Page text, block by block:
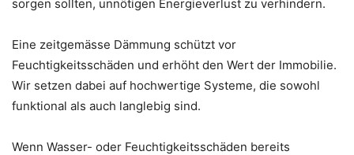
sorgen sollten, unnötigen Energieverlust zu verhindern.
Eine zeitgemässe Dämmung schützt vor
Feuchtigkeitsschäden und erhöht den Wert der Immobilie.
Wir setzen dabei auf hochwertige Systeme, die sowohl
funktional als auch langlebig sind.
Wenn Wasser- oder Feuchtigkeitsschäden bereits